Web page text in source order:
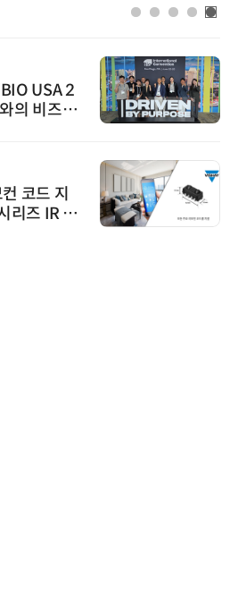
2
즈니
지
IR 수
디에
디에
26'
우르
인아
'자동
인아
어 개